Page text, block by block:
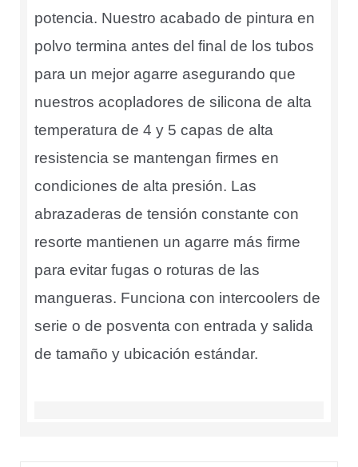
potencia. Nuestro acabado de pintura en
polvo termina antes del final de los tubos
para un mejor agarre asegurando que
nuestros acopladores de silicona de alta
temperatura de 4 y 5 capas de alta
resistencia se mantengan firmes en
condiciones de alta presión. Las
abrazaderas de tensión constante con
resorte mantienen un agarre más firme
para evitar fugas o roturas de las
mangueras. Funciona con intercoolers de
serie o de posventa con entrada y salida
de tamaño y ubicación estándar.